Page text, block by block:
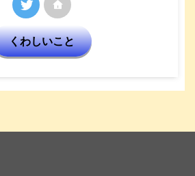
くわしいこと